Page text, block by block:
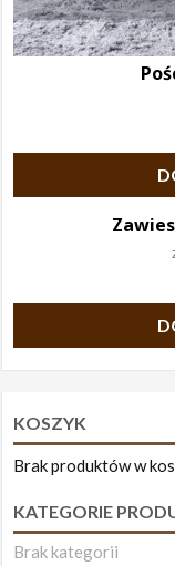
KOSZYK
Brak produktów w
KATEGORIE
Brak kategorii